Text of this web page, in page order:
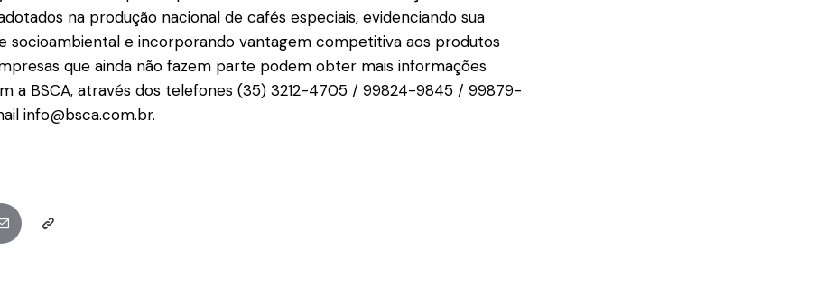
na produção nacional de cafés especiais, evidenciando sua
socioambiental e incorporando vantagem competitiva aos produtos
que ainda não fazem parte podem obter mais informações
a BSCA, através dos telefones (35) 3212-4705 / 99824-9845 / 99879-
info@bsca.com.br.